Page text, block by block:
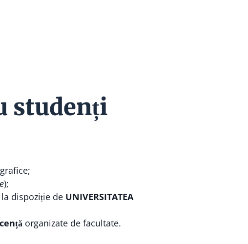
studenți
);
dispoziție de UNIVERSITATEA
organizate de facultate.